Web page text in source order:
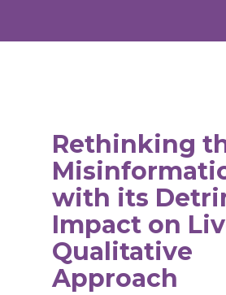
Rethinking
with its
Impact on
Qualitative
Approach